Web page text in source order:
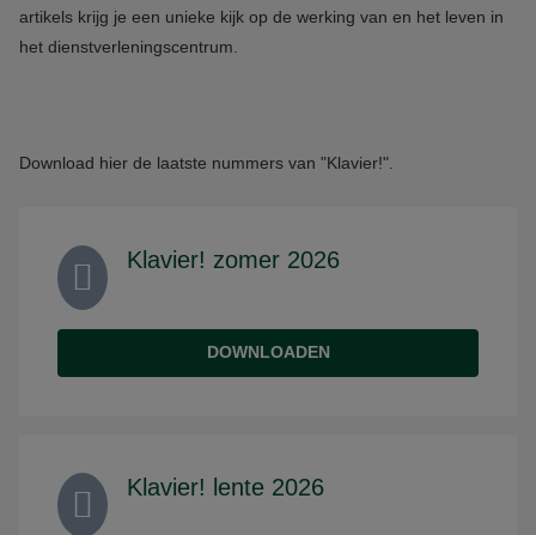
artikels krijg je een unieke kijk op de werking van en het leven in
het dienstverleningscentrum.
Download hier de laatste nummers van "Klavier!".
Klavier! zomer 2026
DOWNLOADEN
Klavier! lente 2026